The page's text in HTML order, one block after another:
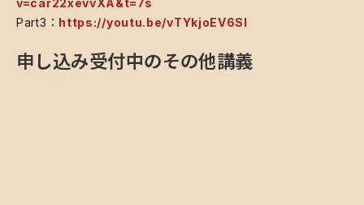
v=car22xevvXA&t=7s
Part3： https://youtu.be/vTYkjoEV6SI
申し込み受付中のその他講義